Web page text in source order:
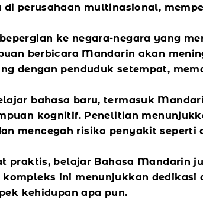
perusahaan multinasional,
ke negara-negara yang
berbicara Mandarin akan
dengan penduduk setempat,
bahasa baru, termasuk
kognitif. Penelitian
mencegah risiko penyakit seperti
praktis, belajar Bahasa Mandarin
ini menunjukkan dedikasi
kehidupan apa pun.